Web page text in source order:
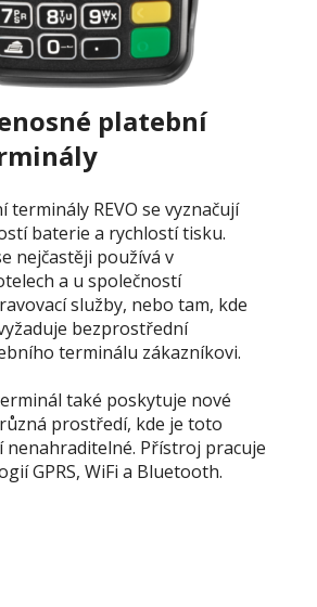
platební
REVO se vyznačují
baterie a rychlostí tisku.
nejčastěji používá v
a u společností
služby, nebo tam, kde
bezprostřední
terminálu zákazníkovi.
také poskytuje nové
prostředí, kde je toto
nenahraditelné. Přístroj pracuje
GPRS, WiFi a Bluetooth.